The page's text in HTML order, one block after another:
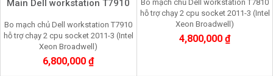
Main Dell workstation T7910
Bo mạch chủ Dell workstation T7910
hỗ trợ chạy 2 cpu socket 2011-3 (Intel
Xeon Broadwell)
6,800,000 ₫
Bo mạch chủ Dell workstation T7810
hỗ trợ chạy 2 cpu socket 2011-3 (Intel
Xeon Broadwell)
4,800,000 ₫